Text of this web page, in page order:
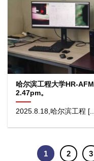
哈尔滨工程大学HR-
2.47pm。
2025.8.18,哈尔滨工程
1 2 3